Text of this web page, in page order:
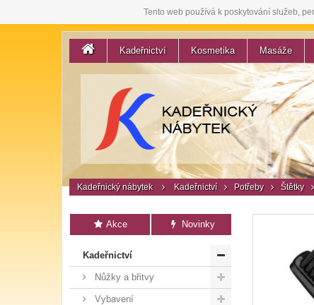
Tento web používá k poskytování služeb,
Kadeřnictví Kosmetika Masáže
Kadeřnický nábytek Kadeřnictví Potřeby Štětky
Akce Novinky
Kadeřnictví
Nůžky a břitvy
Vybavení